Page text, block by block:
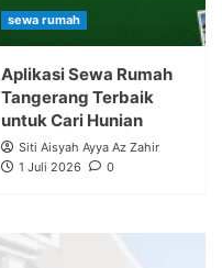
sewa rumah
Aplikasi Sewa Rumah
Tangerang Terbaik
untuk Cari Hunian
Siti Aisyah Ayya Az Zahir
1 Juli 2026
0